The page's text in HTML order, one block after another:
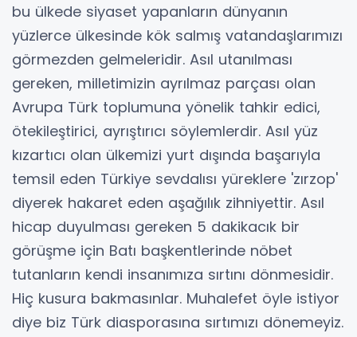
bu ülkede siyaset yapanların dünyanın
yüzlerce ülkesinde kök salmış vatandaşlarımızı
görmezden gelmeleridir. Asıl utanılması
gereken, milletimizin ayrılmaz parçası olan
Avrupa Türk toplumuna yönelik tahkir edici,
ötekileştirici, ayrıştırıcı söylemlerdir. Asıl yüz
kızartıcı olan ülkemizi yurt dışında başarıyla
temsil eden Türkiye sevdalısı yüreklere 'zırzop'
diyerek hakaret eden aşağılık zihniyettir. Asıl
hicap duyulması gereken 5 dakikacık bir
görüşme için Batı başkentlerinde nöbet
tutanların kendi insanımıza sırtını dönmesidir.
Hiç kusura bakmasınlar. Muhalefet öyle istiyor
diye biz Türk diasporasına sırtımızı dönemeyiz.